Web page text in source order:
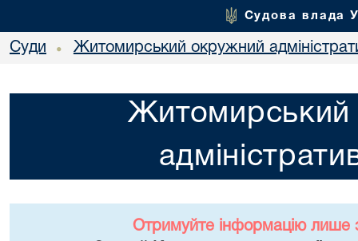
Судова влада
Суди • Житомирський окружний
Житомирський
Отримуйте інформацію лише